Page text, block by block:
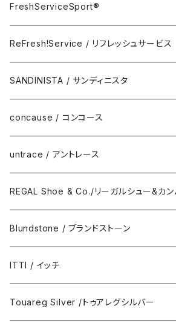
Accessory
Eyewear
FreshServiceSport®
ReFresh!Service / リフレッシュサービス
FreshServiceSport®
ReFresh!Service / リフレッシュサービス
SANDINISTA / サンディニスタ
DAILY STANDARD
concause / コンコース
untrace / アントレース
REGAL Shoe & Co./リーガルシュー&カン
Blundstone / ブランドストーン
ITTI / イッチ
Touareg Silver /トゥアレグシルバー